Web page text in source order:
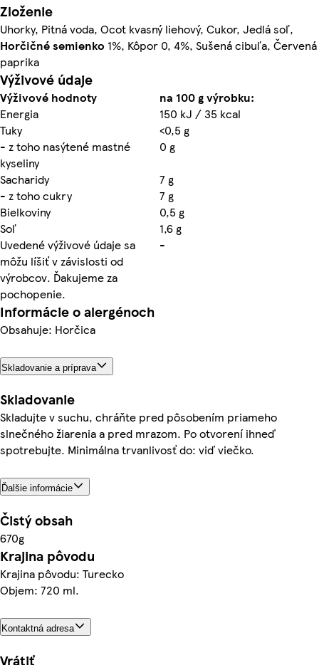
Zloženie
Uhorky, Pitná voda, Ocot kvasný liehový, Cukor, Jedlá soľ,
Horčičnésemienko 1%, Kôpor 0, 4%, Sušená cibuľa, Červená
paprika
Výživové údaje
Výživové hodnoty
na 100 g výrobku:
Energia
150 kJ / 35 kcal
Tuky
<0,5 g
- z toho nasýtené mastné
kyseliny
0 g
Sacharidy
7 g
- z toho cukry
7 g
Bielkoviny
0,5 g
Soľ
1,6 g
Uvedené výživové údaje sa
môžu líšiť v závislosti od
výrobcov. Ďakujeme za
pochopenie.
-
Informácie o alergénoch
Obsahuje: Horčica
Skladovanie a príprava
Skladovanie
Skladujte v suchu, chráňte pred pôsobením priameho
slnečného žiarenia a pred mrazom. Po otvorení ihneď
spotrebujte. Minimálna trvanlivosť do: viď viečko.
Ďalšie informácie
Čistý obsah
670g
Krajina pôvodu
Krajina pôvodu: Turecko
Objem: 720 ml.
Kontaktná adresa
Vrátiť